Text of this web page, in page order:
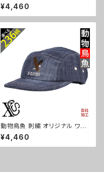
イント 刺繍 帽子 コットン ハン
チング メンズ レディース インナ
ーメッシュ 雑貨 グッズ 自社ブラ
8-b09-s
¥4,460
動物鳥魚 刺繍 オリジナル ワン
ポイント デニム ジェットキャップ
ウォッシュ加工 帽子 メンズ レデ
ィース ピグメント 雑貨 グッズ 自
¥4,460